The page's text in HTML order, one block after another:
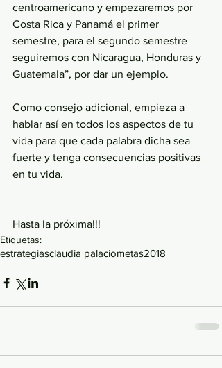
centroamericano y empezaremos por
Costa Rica y Panamá el primer
semestre, para el segundo semestre
seguiremos con Nicaragua, Honduras y
Guatemala”, por dar un ejemplo.
Como consejo adicional, empieza a
hablar así en todos los aspectos de tu
vida para que cada palabra dicha sea
fuerte y tenga consecuencias positivas
en tu vida.
Hasta la próxima!!!
Etiquetas:
estrategiasclaudia palaciometas2018